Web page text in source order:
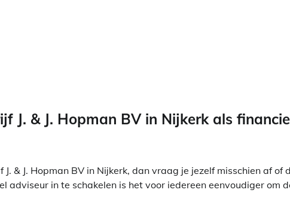
J. & J. Hopman BV in Nijkerk als
& J. Hopman BV in Nijkerk, dan vraag je jezelf misschien af of
adviseur in te schakelen is het voor iedereen eenvoudiger om